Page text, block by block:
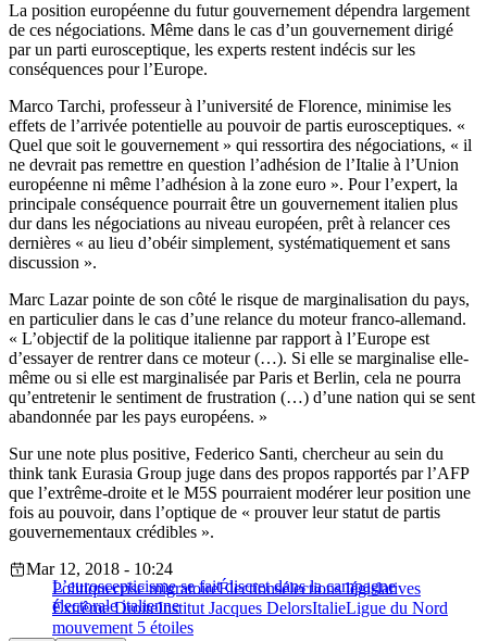
La position européenne du futur gouvernement dépendra largement
de ces négociations. Même dans le cas d’un gouvernement dirigé
par un parti eurosceptique, les experts restent indécis sur les
conséquences pour l’Europe.
Marco Tarchi, professeur à l’université de Florence, minimise les
effets de l’arrivée potentielle au pouvoir de partis eurosceptiques. «
Quel que soit le gouvernement » qui ressortira des négociations, « il
ne devrait pas remettre en question l’adhésion de l’Italie à l’Union
européenne ni même l’adhésion à la zone euro ». Pour l’expert, la
principale conséquence pourrait être un gouvernement italien plus
dur dans les négociations au niveau européen, prêt à relancer ces
dernières « au lieu d’obéir simplement, systématiquement et sans
discussion ».
Marc Lazar pointe de son côté le risque de marginalisation du pays,
en particulier dans le cas d’une relance du moteur franco-allemand.
« L’objectif de la politique italienne par rapport à l’Europe est
d’essayer de rentrer dans ce moteur (…). Si elle se marginalise elle-
même ou si elle est marginalisée par Paris et Berlin, cela ne pourra
qu’entretenir le sentiment de frustration (…) d’une nation qui se sent
abandonnée par les pays européens. »
Sur une note plus positive, Federico Santi, chercheur au sein du
think tank Eurasia Group juge dans des propos rapportés par l’AFP
que l’extrême-droite et le M5S pourraient modérer leur position une
fois au pouvoir, dans l’optique de « prouver leur statut de partis
gouvernementaux crédibles ».
L’euroscepticisme se fait discret dans la campagne
électorale italienne
Mar 12, 2018 - 10:24
Politiquecrise migratoireÉlectionsélections législatives
Extrême DroiteInstitut Jacques DelorsItalieLigue du Nord
mouvement 5 étoiles